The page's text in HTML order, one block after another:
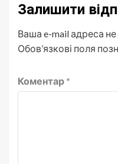
Залишити
Ваша e-mail адреса
Обов’язкові поля
Коментар *